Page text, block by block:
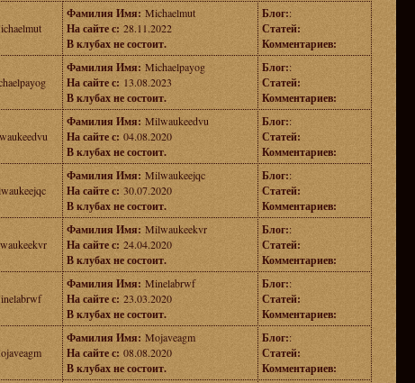
Фамилия Имя: Michaelmut
На сайте с: 28.11.2022
В клубах не состоит.
Блог::
Статей:
Комментариев:
Фамилия Имя: Michaelpayog
На сайте с: 13.08.2023
В клубах не состоит.
Блог::
Статей:
Комментариев:
Фамилия Имя: Milwaukeedvu
На сайте с: 04.08.2020
В клубах не состоит.
Блог::
Статей:
Комментариев:
Фамилия Имя: Milwaukeejqc
На сайте с: 30.07.2020
В клубах не состоит.
Блог::
Статей:
Комментариев:
Фамилия Имя: Milwaukeekvr
На сайте с: 24.04.2020
В клубах не состоит.
Блог::
Статей:
Комментариев:
Фамилия Имя: Minelabrwf
На сайте с: 23.03.2020
В клубах не состоит.
Блог::
Статей:
Комментариев:
Фамилия Имя: Mojaveagm
На сайте с: 08.08.2020
В клубах не состоит.
Блог::
Статей:
Комментариев: